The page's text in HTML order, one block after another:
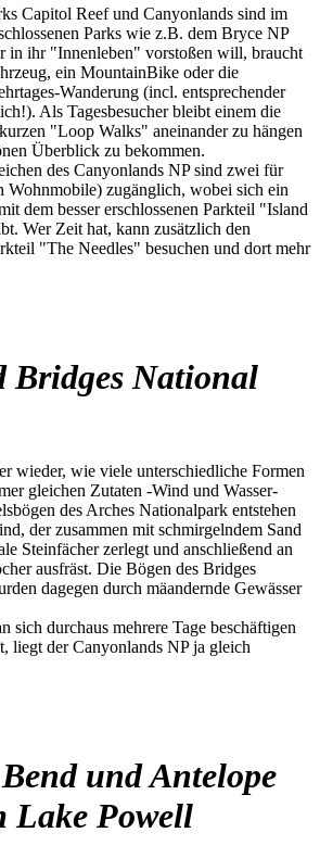
Capitol Reef und Canyonlands sind im
Parks wie z.B. dem Bryce NP
in ihr "Innenleben" vorstoßen will, braucht
ein MountainBike oder die
Wanderung (incl. entsprechender
Als Tagesbesucher bleibt einem die
"Loop Walks" aneinander zu hängen
Überblick zu bekommen.
des Canyonlands NP sind zwei für
Wohnmobile) zugänglich, wobei sich ein
dem besser erschlossenen Parkteil "Island
Wer Zeit hat, kann zusätzlich den
"The Needles" besuchen und dort mehr
Bridges National
wieder, wie viele unterschiedliche Formen
gleichen Zutaten -Wind und Wasser-
des Arches Nationalpark entstehen
der zusammen mit schmirgelndem Sand
Steinfächer zerlegt und anschließend an
ausfräst. Die Bögen des Bridges
dagegen durch mäandernde Gewässer
sich durchaus mehrere Tage beschäftigen
liegt der Canyonlands NP ja gleich
und Antelope
Lake Powell